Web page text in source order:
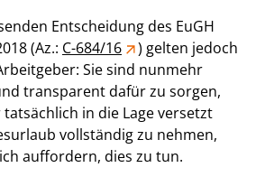
Entscheidung des EuGH
(Az.: C-684/16
) gelten jedoch
Sie sind nunmehr
transparent dafür zu sorgen,
in die Lage versetzt
vollständig zu nehmen,
auffordern, dies zu tun.